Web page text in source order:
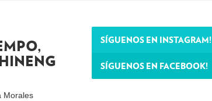
Morales
SÍGUENOS EN INSTAGRAM!
SÍGUENOS EN FACEBOOK!